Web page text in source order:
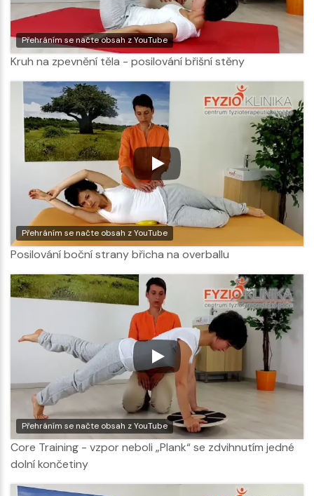
Přehráním se načte obsah z YouTube
Kruh na zpevnění těla - posilování břišní stěny
Přehráním se načte obsah z YouTube
Posilování boční strany břicha na overballu
Přehráním se načte obsah z YouTube
Core Training - vzpor neboli „Plank“ se zdvihnutím jedné
dolní končetiny